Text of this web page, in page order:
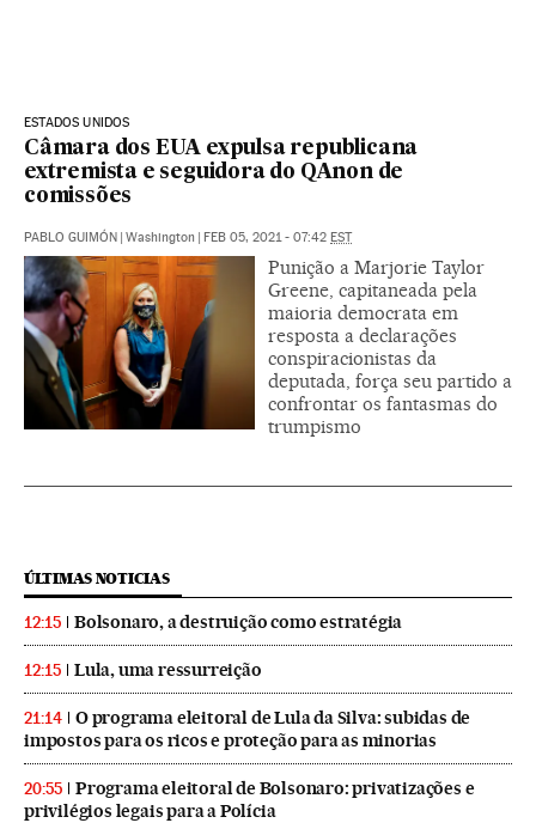
ESTADOS UNIDOS
Câmara dos EUA expulsa republicana
extremista e seguidora do QAnon de
comissões
PABLO GUIMÓN | Washington | FEB 05, 2021 - 07:42 EST
Punição a Marjorie Taylor
Greene, capitaneada pela
maioria democrata em
resposta a declarações
conspiracionistas da
deputada, força seu partido a
confrontar os fantasmas do
trumpismo
ÚLTIMAS NOTICIAS
12:15 Bolsonaro, a destruição como estratégia
12:15 Lula, uma ressurreição
21:14
O programa eleitoral de Lula da Silva: subidas de
impostos para os ricos e proteção para as minorias
20:55
Programa eleitoral de Bolsonaro: privatizações e
privilégios legais para a Polícia